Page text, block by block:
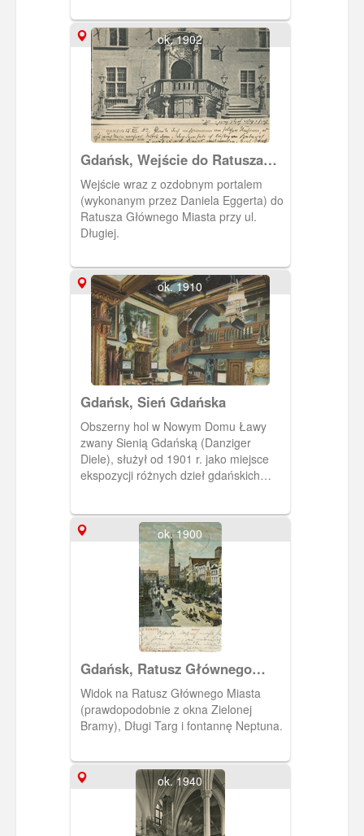
DANZIG". Auch als postkarten
verwendbar.
ok. 1902
Gdańsk, Wejście do Ratusza
Głównego Miasta, Danzig
Rathaustreppe
Wejście wraz z ozdobnym portalem
(wykonanym przez Daniela Eggerta) do
Ratusza Głównego Miasta przy ul.
Długiej.
ok. 1910
Gdańsk, Sień Gdańska
Obszerny hol w Nowym Domu Ławy
zwany Sienią Gdańską (Danziger
Diele), służył od 1901 r. jako miejsce
ekspozycji różnych dzieł gdańskich
Giełdzińskiego.
ok. 1900
Gdańsk, Ratusz Głównego
Miasta
Widok na Ratusz Głównego Miasta
(prawdopodobnie z okna Zielonej
Bramy), Długi Targ i fontannę Neptuna.
ok. 1940